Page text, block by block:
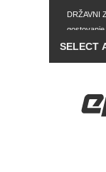
DRŽAVNI
gostovanje
drugačiji
Sarajevu:
hapšenje
TOTALNI